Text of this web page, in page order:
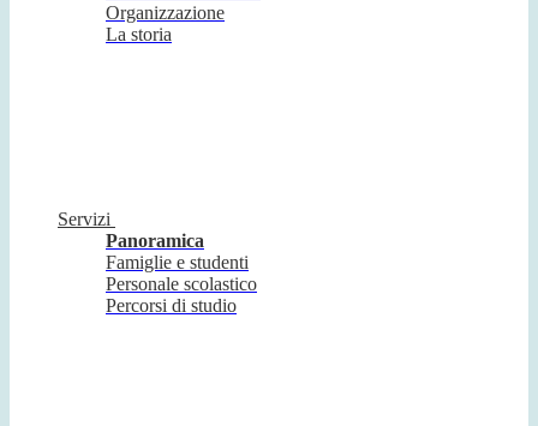
Organizzazione
La storia
Servizi
Panoramica
Famiglie e studenti
Personale scolastico
Percorsi di studio